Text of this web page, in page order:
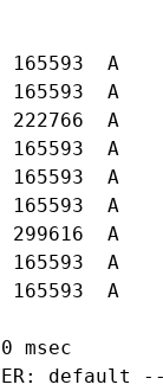
165593
165593  A
222766
165593
165593  A
165593  A
299616  A
165593  A
165593
msec
default